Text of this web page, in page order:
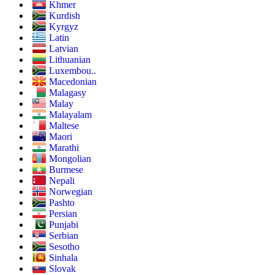
Khmer
Kurdish
Kyrgyz
Latin
Latvian
Lithuanian
Luxembou..
Macedonian
Malagasy
Malay
Malayalam
Maltese
Maori
Marathi
Mongolian
Burmese
Nepali
Norwegian
Pashto
Persian
Punjabi
Serbian
Sesotho
Sinhala
Slovak